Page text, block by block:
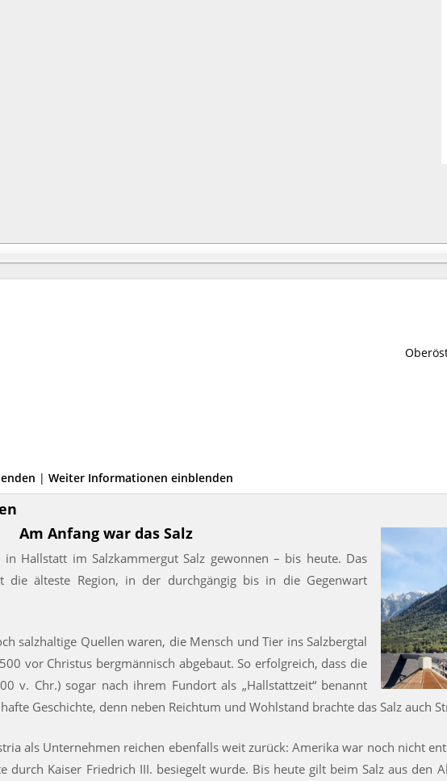
| Weiter Informationen einblenden
Am Anfang war das Salz
Hallstatt im Salzkammergut Salz gewonnen – bis heute. Das
die älteste Region, in der durchgängig bis in die Gegenwart
salzhaltige Quellen waren, die Mensch und Tier ins Salzbergtal
vor Christus bergmännisch abgebaut. So erfolgreich, dass die
v. Chr.) sogar nach ihrem Fundort als „Hallstattzeit“ benannt
Geschichte, denn neben Reichtum und Wohlstand brachte das Salz auch
als Unternehmen reichen ebenfalls weit zurück: Amerika war noch nicht
durch Kaiser Friedrich III. besiegelt wurde. Bis heute gilt beim Salz aus den